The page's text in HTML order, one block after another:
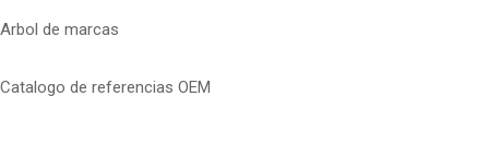
Arbol de marcas
Catalogo de referencias OEM